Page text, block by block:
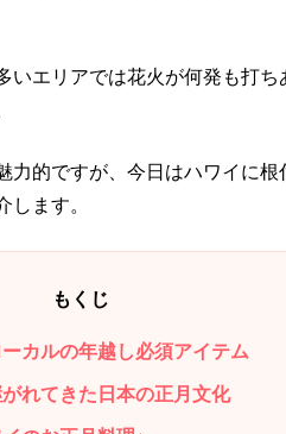
いエリアでは花火が何発も打ち
力的ですが、今日はハワイに
します。
もくじ
カルの年越し必須アイテム
れてきた日本の正月文化